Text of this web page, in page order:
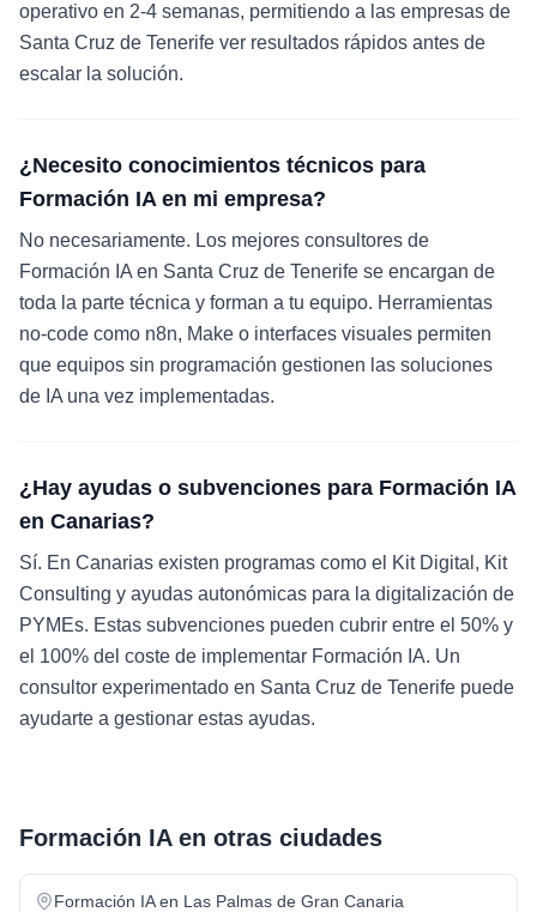
operativo en 2-4 semanas, permitiendo a las empresas de
Santa Cruz de Tenerife ver resultados rápidos antes de
escalar la solución.
¿Necesito conocimientos técnicos para
Formación IA en mi empresa?
No necesariamente. Los mejores consultores de
Formación IA en Santa Cruz de Tenerife se encargan de
toda la parte técnica y forman a tu equipo. Herramientas
no-code como n8n, Make o interfaces visuales permiten
que equipos sin programación gestionen las soluciones
de IA una vez implementadas.
¿Hay ayudas o subvenciones para Formación IA
en Canarias?
Sí. En Canarias existen programas como el Kit Digital, Kit
Consulting y ayudas autonómicas para la digitalización de
PYMEs. Estas subvenciones pueden cubrir entre el 50% y
el 100% del coste de implementar Formación IA. Un
consultor experimentado en Santa Cruz de Tenerife puede
ayudarte a gestionar estas ayudas.
Formación IAen otras ciudades
Formación IAen Las Palmas de Gran Canaria